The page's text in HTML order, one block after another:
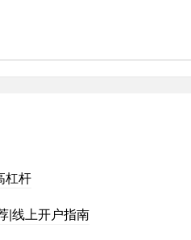
杠杆
|线上开户指南